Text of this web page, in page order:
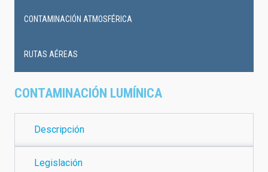
CONTAMINACIÓN LUMÍNICA
Descripción
Legislación
CONTAMINACIÓN ATMOSFÉRICA
RUTAS AÉREAS